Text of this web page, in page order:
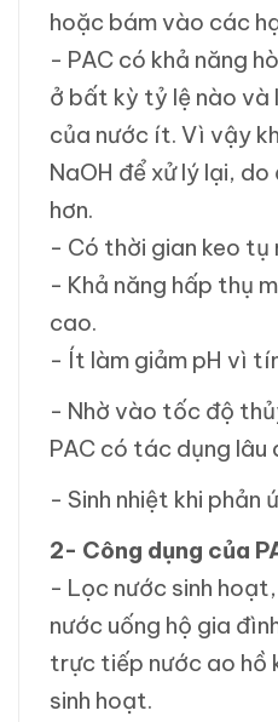
hoặc bám vào các
- PAC có khả năng
ở bất kỳ tỷ lệ nào và
của nước ít. Vì vậy
NaOH để xử lý lại,
hơn.
- Có thời gian keo tụ
- Khả năng hấp thụ
cao.
- Ít làm giảm pH vì
- Nhờ vào tốc độ
PAC có tác dụng lâu
- Sinh nhiệt khi phản
2- Công dụng của
- Lọc nước sinh
nước uống hộ gia
trực tiếp nước ao hồ
sinh hoạt.